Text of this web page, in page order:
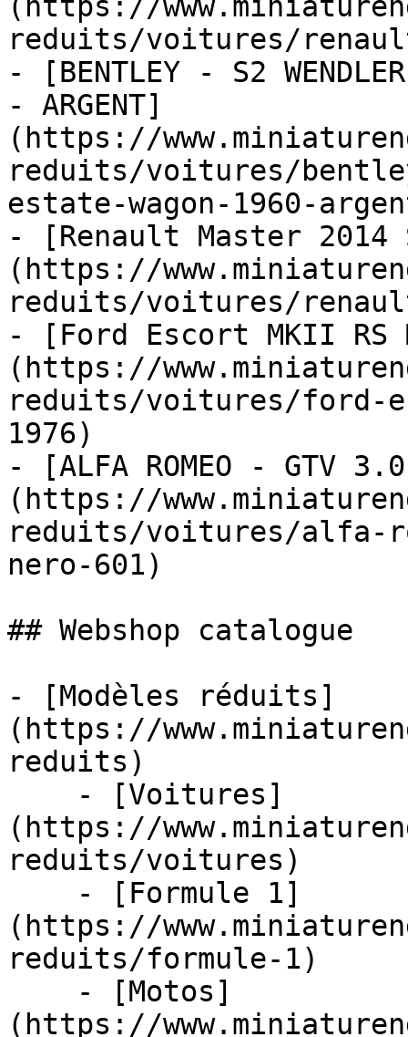
reduits/voitures/
- [BENTLEY - S2
- ARGENT]
(https://
reduits/voitures/
estate-wagon-1960-
- [Renault Master 2014
(https://
reduits/voitures/
- [Ford Escort MKII RS
(https://
reduits/voitures/ford-
1976)
- [ALFA ROMEO - GTV
(https://
reduits/voitures/alfa-
nero-601)
## Webshop catalogue
- [Modèles réduits]
(https://
reduits)
(https://
reduits/voitures)
(https://
reduits/formule-1)
(https://